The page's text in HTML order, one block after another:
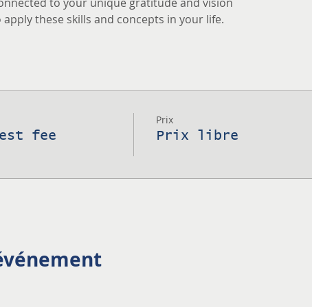
these skills and concepts in your life.
fee
Prix
Prix libre